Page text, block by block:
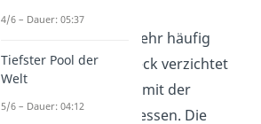
Hier wird sehr häufig
ganz auf das Besteck verzichtet
und grundsätzlich mit der
rechten Hand
gegessen. Die
4/6 – Dauer: 05:37
Tiefster Pool der
Welt
5/6 – Dauer: 04:12